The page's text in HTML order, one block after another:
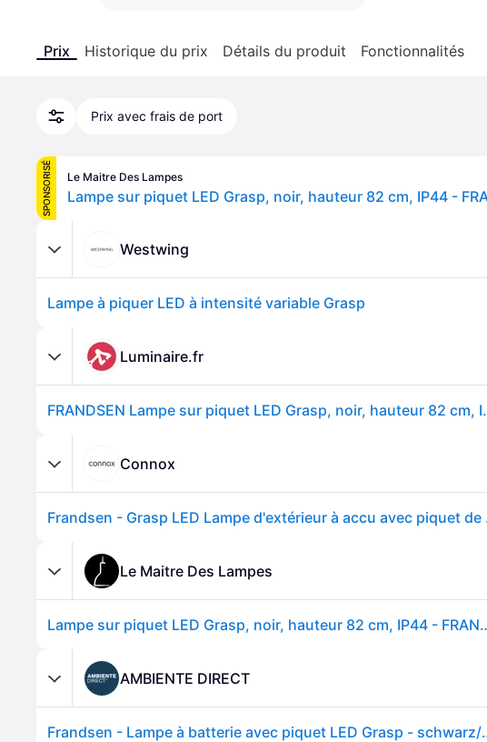
Prix Historique du prix Détails du produit Fonctionnalités
Prix avec frais de port
SPONSORISÉ Le Maitre Des Lampes
Westwing
Lampe à piquer LED à intensité variable Grasp
Luminaire.fr
FRANDSEN Lampe
Connox
Le Maitre Des Lampes
Lampe sur piquet LED Grasp, noir,
AMBIENTE DIRECT
Frandsen - Lampe à batterie avec piquet